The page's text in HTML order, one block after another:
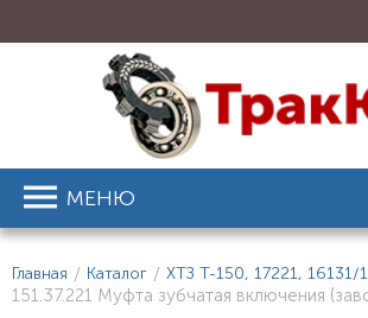
МЕНЮ
Главная / Каталог / ХТЗ Т-150, 17221, 16131/
151.37.221 Муфта зубчатая включения